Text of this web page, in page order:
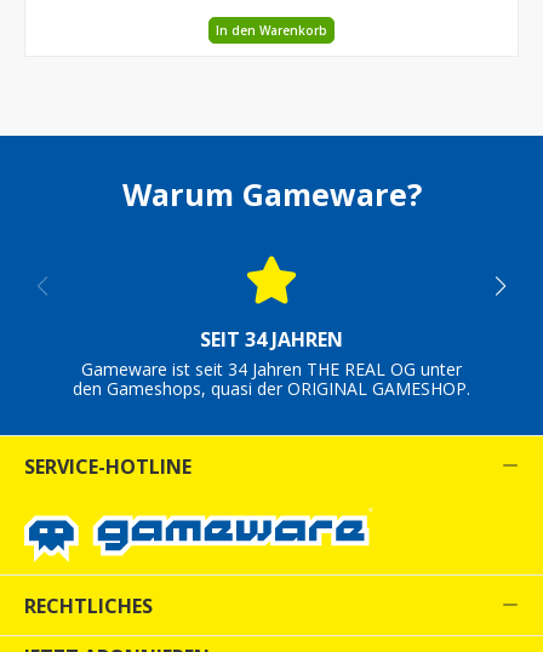
In den Warenkorb
Warum Gameware?
SEIT 34 JAHREN
Gameware ist seit 34 Jahren THE REAL OG unter
den Gameshops, quasi der ORIGINAL GAMESHOP.
SERVICE-HOTLINE
RECHTLICHES